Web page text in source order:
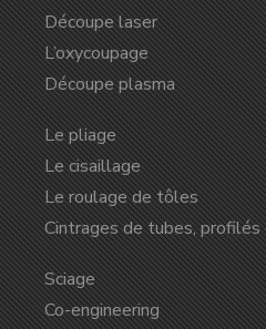
Découpe laser
L’oxycoupage
Découpe plasma
Le pliage
Le cisaillage
Le roulage de tôles
Cintrages de tubes,
Sciage
Co-engineering